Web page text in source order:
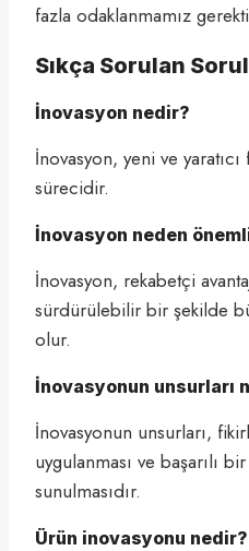
fazla odaklanmamız
Sıkça Sorulan
İnovasyon nedir?
İnovasyon, yeni ve
sürecidir.
İnovasyon neden
İnovasyon, rekabetçi
sürdürülebilir bir şekilde
olur.
İnovasyonun unsurları
İnovasyonun unsurları,
uygulanması ve başarılı
sunulmasıdır.
Ürün inovasyonu nedir?